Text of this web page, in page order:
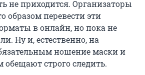
не приходится. Организаторы
образом перевести эти
в онлайн, но пока не
Ну и, естественно, на
ношение маски и
обещают строго следить.